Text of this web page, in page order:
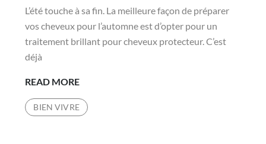
L’été touche à sa fin. La meilleure façon de préparer
vos cheveux pour l’automne est d’opter pour un
traitement brillant pour cheveux protecteur. C’est
déjà
READ MORE3
RAISONS
DE
BIEN VIVRE